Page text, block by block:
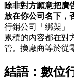
除非對方願意把廣
放在你公司名下，
行銷公司「綁架」
累積的內容都在對
管。換廠商等於從
結語：數位